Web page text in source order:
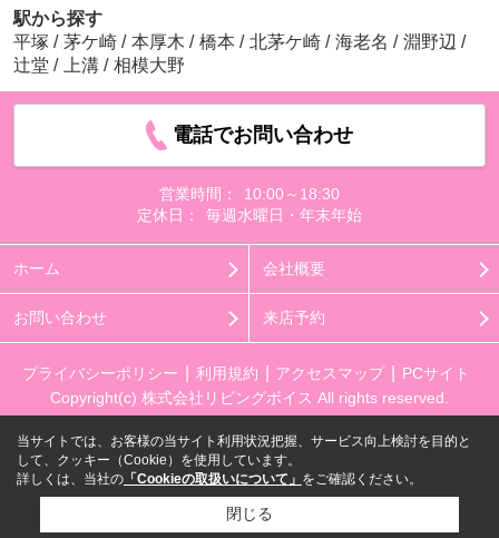
駅から探す
平塚 / 茅ケ崎 / 本厚木 / 橋本 / 北茅ケ崎 / 海老名 / 淵野辺 /
辻堂 / 上溝 / 相模大野
電話でお問い合わせ
営業時間：
10:00～18:30
定休日：
毎週水曜日・年末年始
ホーム 会社概要
お問い合わせ 来店予約
プライバシーポリシー 利用規約 アクセスマップ
PCサイト
Copyright(c) 株式会社リビングボイス All rights reserved.
当サイトでは、お客様の当サイト利用状況把握、サービス向上検討を目的と
して、クッキー（Cookie）を使用しています。
詳しくは、当社の 「Cookieの取扱いについて」 をご確認ください。
閉じる